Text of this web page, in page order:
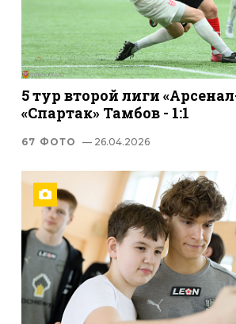
5 тур второй лиги
«Спартак» Тамбов - 1:1
67 ФОТО — 26.04.2026